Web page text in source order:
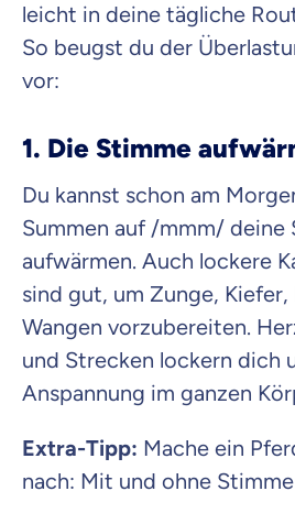
leicht in deine tägliche
So beugst du der
vor:
1. Die Stimme
Du kannst schon am
Summen auf /mmm/ deine
aufwärmen. Auch lockere
sind gut, um Zunge, Kiefer,
Wangen vorzubereiten.
und Strecken lockern dich
Anspannung im ganzen
Extra-Tipp: Mache ein
nach: Mit und ohne